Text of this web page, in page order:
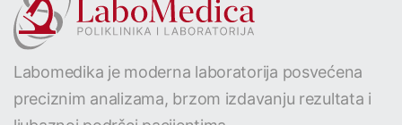
Labomedika je moderna laboratorija posvećena
preciznim analizama, brzom izdavanju rezultata i